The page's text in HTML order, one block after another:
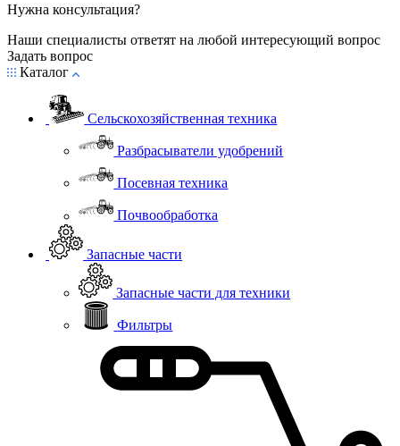
Нужна консультация?
Наши специалисты ответят на любой интересующий вопрос
Задать вопрос
Каталог
Сельскохозяйственная техника
Разбрасыватели удобрений
Посевная техника
Почвообработка
Запасные части
Запасные части для техники
Фильтры